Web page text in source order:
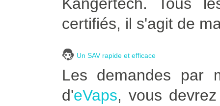
certifiés, il s'agit de
Un SAV rapide et efficace
Les demandes par
d'eVaps, vous